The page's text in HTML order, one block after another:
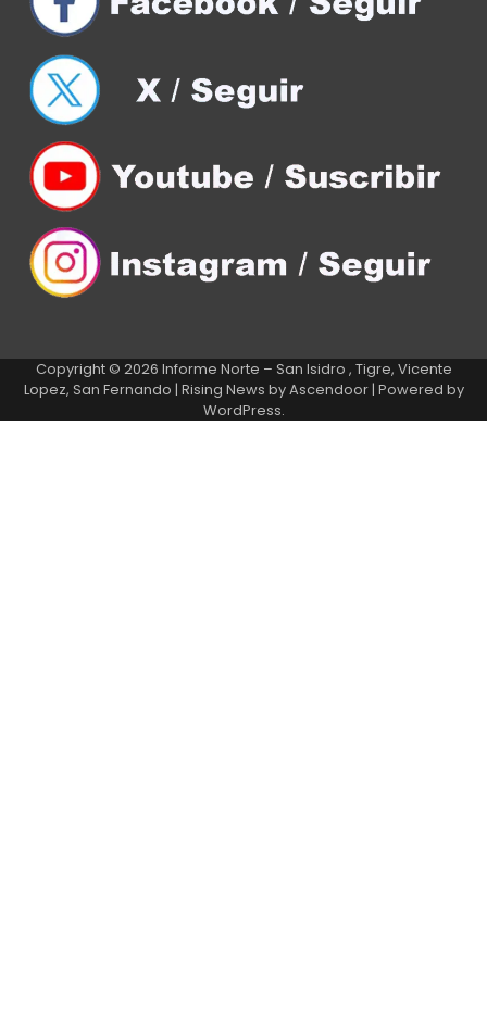
Copyright © 2026 Informe Norte – San Isidro , Tigre, Vicente
Lopez, San Fernando | Rising News byAscendoor| Powered by
WordPress.